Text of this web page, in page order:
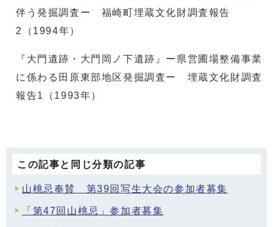
伴う発掘調査ー 福崎町埋蔵文化財調査報告
2（1994年）
『大門遺跡・大門岡ノ下遺跡』ー県営圃場整備事業
に係わる田原東部地区発掘調査ー 埋蔵文化財調査
報告1（1993年）
この記事と同じ分類の記事
山桃忌奉賛 第39回写生大会の参加者募集
「第47回山桃忌」参加者募集